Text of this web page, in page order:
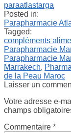
paraatlastarga
Posted in:
Parapharmacie
Tagged:
compléments
Parapharmacie
Parapharmacie
Marrakech,
de la Peau Maroc
Laisser un
Votre adresse e-
champs
Commentaire *